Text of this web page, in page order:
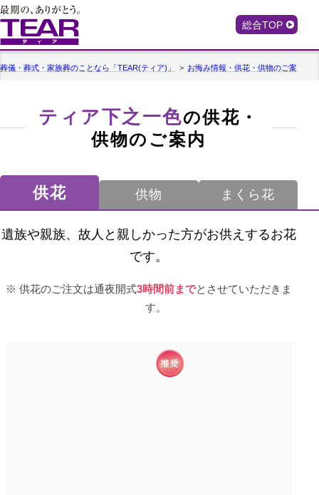
総合TOP
葬儀・葬式・家族葬のことなら「TEAR(ティア)」 お悔み情報・供花・供物のご案内
ティア下之一色の供花・
供物のご案内
供花 供物 まくら花
遺族や親族、故人と親しかった方がお供えするお花
です。
供花のご注文は通夜開式3時間前までとさせていただきま
す。